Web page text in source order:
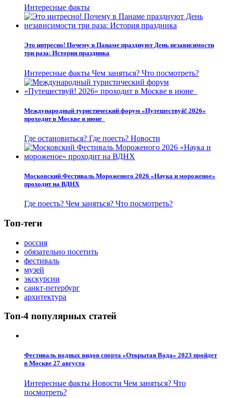
Интересные факты
Это интресно! Почему в Панаме празднуют День независимости
три раза: История праздника
Интересные факты Чем заняться? Что посмотреть?
Международный туристический форум «Путешествуй! 2026»
проходит в Москве в июне
Где остановиться? Где поесть? Новости
Московский Фестиваль Мороженого 2026 «Наука и мороженое»
проходит на ВДНХ
Где поесть? Чем заняться? Что посмотреть?
Топ-теги
россия
обязательно посетить
фестиваль
музей
экскурсии
санкт-петербург
архитектура
Топ-4 популярных статей
Фестиваль водных видов спорта «Открытая Вода» 2023 пройдет
в Москве 27 августа
Интересные факты Новости Чем заняться? Что
посмотреть?